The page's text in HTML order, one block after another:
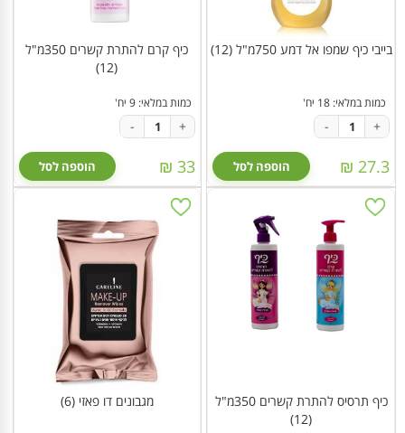
בייבי כיף שמפו אל דמע 750מ"ל (12)
כמות במלאי: 18 יח'
27.3 ₪
- +
הוספה לסל
כיף קרם להתרת קשרים 350מ"ל
(12)
כמות במלאי: 9 יח'
33 ₪
- +
הוספה לסל
כיף תרסיס להתרת קשרים 350מ"ל
(12)
מגבונים דו פאזי (6)